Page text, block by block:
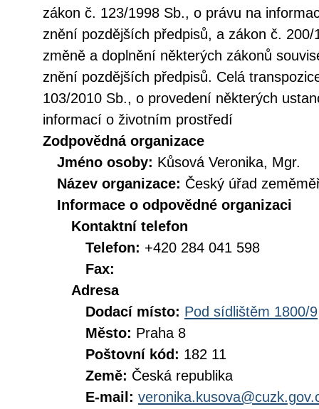
zákon č. 123/1998 Sb., o právu na
znění pozdějších předpisů, a zákon č.
změně a doplnění některých zákonů
znění pozdějších předpisů. Celá
103/2010 Sb., o provedení některých
informací o životním prostředí
Zodpovědná organizace
Jméno osoby: Kůsová Veronika, Mgr.
Název organizace: Český úřad
Informace o odpovědné organizaci
Kontaktní telefon
Telefon: +420 284 041 598
Fax:
Adresa
Dodací místo: Pod sídlištěm 1800/9
Město: Praha 8
Poštovní kód: 182 11
Země: Česká republika
E-mail: